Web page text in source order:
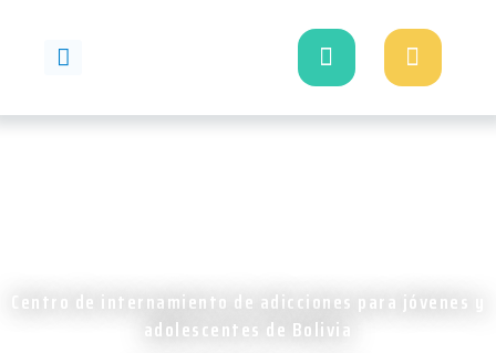
contenido
Centro de internamiento de adicciones para jóvenes y
adolescentes de Bolivia